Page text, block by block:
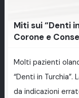
Miti sui “Denti
Corone e
Molti pazienti
“Denti in
da indicazioni